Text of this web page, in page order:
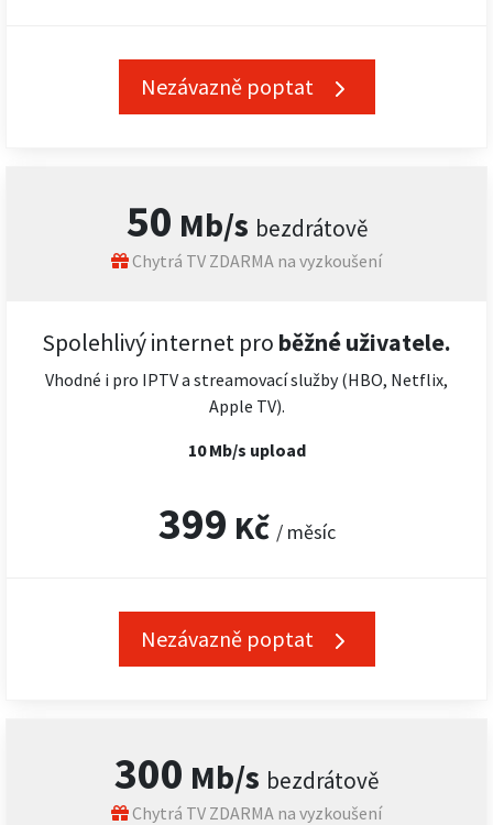
50 Mb/s bezdrátově
Chytrá TV ZDARMA na vyzkoušení
Spolehlivý internet pro běžné uživatele.
Vhodné i pro IPTV a streamovací služby (HBO, Netflix,
Apple TV).
10 Mb/s upload
399 Kč / měsíc
Nezávazně poptat
Nezávazně poptat
300 Mb/s bezdrátově
Chytrá TV ZDARMA na vyzkoušení